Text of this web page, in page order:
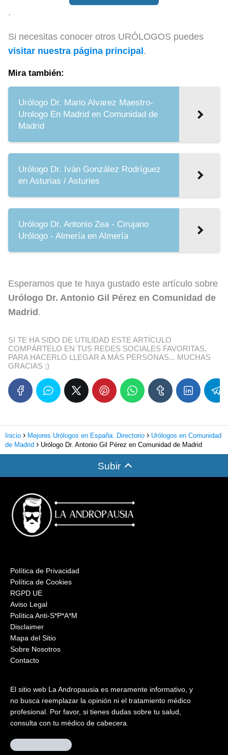
.
Si necesitas conocer otros URÓLOGOS puedes
visitar nuestra página principal .
Mira también:
Urólogo Dr. Mario Alvarez Maestro-
Urologo En Madrid en Comunidad de
Madrid
Urólogo Dr. Iván González Rodríguez
en Asturias / Asturies
Urólogo Dr. Antonio Zea - Cirujano
Urólogo - Almería en Almería
Esperamos que te haya gustado este artículo sobre
Urólogo Dr. Antonio Gil Pérez en Comunidad de
Madrid .
SI TE HA SIDO DE UTILIDAD ESTE ARTÍCULO
COMPÁRTELO EN TUS REDES SOCIALES FAVORITAS,
PARA HACERLO LLEGAR A MÁS PERSONAS... MUCHAS
GRACIAS ;)
Inicio Mejores Urólogos en España: Directorio
Urólogos en Comunidad
de Madrid
Urólogo Dr. Antonio Gil Pérez en Comunidad de Madrid
Subir
Política de Privacidad
Política de Cookies
RGPD UE
Aviso Legal
Política Anti-S*P*A*M
Disclaimer
Mapa del Sitio
Sobre Nosotros
Contacto
El sitio web La Andropausia es meramente informativo, y
no busca reemplazar la opinión ni el tratamiento médico
profesional. Por favor, si tienes dudas sobre tu salud,
consulta con tu médico de cabecera.